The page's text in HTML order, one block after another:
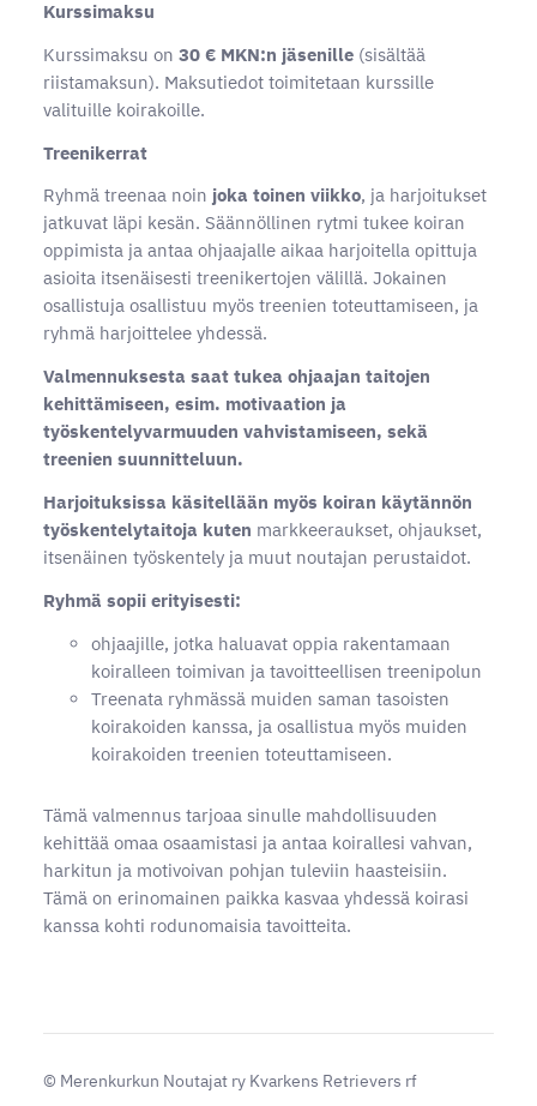
Kurssimaksu
Kurssimaksu on 30 € MKN:n jäsenille (sisältää
riistamaksun). Maksutiedot toimitetaan kurssille
valituille koirakoille.
Treenikerrat
Ryhmä treenaa noin joka toinen viikko, ja harjoitukset
jatkuvat läpi kesän. Säännöllinen rytmi tukee koiran
oppimista ja antaa ohjaajalle aikaa harjoitella opittuja
asioita itsenäisesti treenikertojen välillä. Jokainen
osallistuja osallistuu myös treenien toteuttamiseen, ja
ryhmä harjoittelee yhdessä.
Valmennuksesta saat tukea ohjaajan taitojen
kehittämiseen, esim. motivaation ja
työskentelyvarmuuden vahvistamiseen, sekä
treenien suunnitteluun.
Harjoituksissa käsitellään myös koiran käytännön
työskentelytaitoja kuten markkeeraukset, ohjaukset,
itsenäinen työskentely ja muut noutajan perustaidot.
Ryhmä sopii erityisesti:
ohjaajille, jotka haluavat oppia rakentamaan
koiralleen toimivan ja tavoitteellisen treenipolun
Treenata ryhmässä muiden saman tasoisten
koirakoiden kanssa, ja osallistua myös muiden
koirakoiden treenien toteuttamiseen.
Tämä valmennus tarjoaa sinulle mahdollisuuden
kehittää omaa osaamistasi ja antaa koirallesi vahvan,
harkitun ja motivoivan pohjan tuleviin haasteisiin.
Tämä on erinomainen paikka kasvaa yhdessä koirasi
kanssa kohti rodunomaisia tavoitteita.
© Merenkurkun Noutajat ry Kvarkens Retrievers rf